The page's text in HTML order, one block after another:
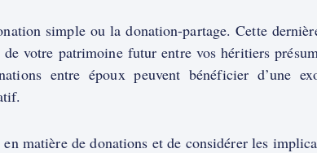
simple ou la donation-partage. Cette
votre patrimoine futur entre vos héritiers
entre époux peuvent bénéficier d’une
matière de donations et de considérer les